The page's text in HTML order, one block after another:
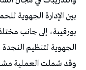
بين الإدارة الجهوية
بورقيبة، إلى جانب
الجهوية لتنظيم
وقد شملت العملية